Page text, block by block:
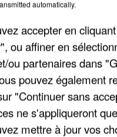
automatically.
accepter en
ou affiner en
ou partenaires dans
pouvez également
"Continuer sans
ne s'appliqueront
mettre à jour vos